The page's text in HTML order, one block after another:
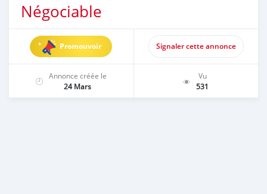
Négociable
Promouvoir Signaler cette annonce
Annonce créée le
24 Mars
Vu
531